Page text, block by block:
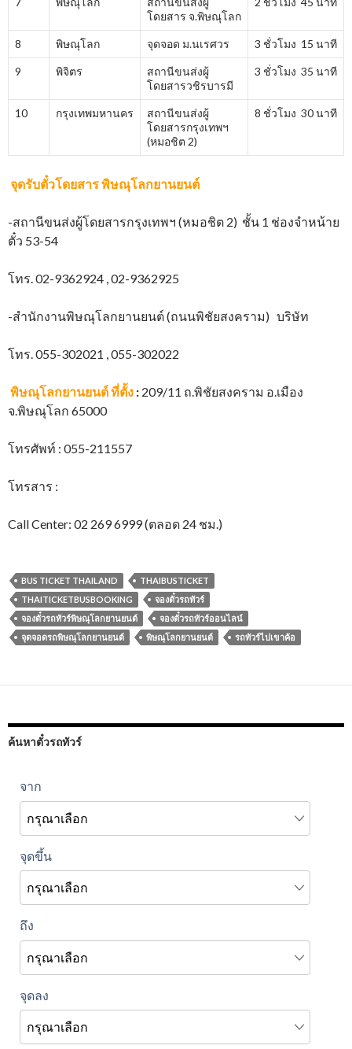
โดยสาร จ.พิษณุโลก
8 พิษณุโลก จุดจอด ม.นเรศวร 3 ชั่วโมง 15 นาที
9 พิจิตร
สถานีขนส่งผู้
โดยสารวชิรบารมี
3 ชั่วโมง 35 นาที
10 กรุงเทพมหานคร
สถานีขนส่งผู้
โดยสารกรุงเทพฯ
(หมอชิต 2)
8 ชั่วโมง 30 นาที
จุดรับตั๋วโดยสารพิษณุโลกยานยนต์
-สถานีขนส่งผู้โดยสารกรุงเทพฯ (หมอชิต 2) ชั้น 1 ช่องจำหน้าย
ตั๋ว 53-54
โทร. 02-9362924 , 02-9362925
-สำนักงานพิษณุโลกยานยนต์ (ถนนพิชัยสงคราม) บริษัท
โทร. 055-302021 , 055-302022
พิษณุโลกยานยนต์ที่ตั้ง : 209/11 ถ.พิชัยสงคราม อ.เมือง
จ.พิษณุโลก 65000
โทรศัพท์ : 055-211557
โทรสาร :
Call Center: 02 269 6999 (ตลอด 24 ชม.)
BUS TICKET THAILAND
THAIBUSTICKET
THAITICKETBUSBOOKING
จองตั๋วรถทัวร์
จองตั๋วรถทัวร์พิษณุโลกยานยนต์
จองตั๋วรถทัวร์ออนไลน์
จุดจอดรถพิษณุโลกยานยนต์
พิษณุโลกยานยนต์ รถทัวร์ไปเขาค้อ
ค้นหาตั๋วรถทัวร์